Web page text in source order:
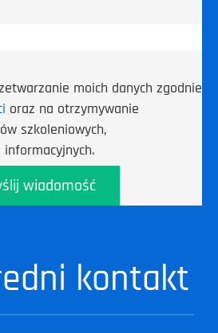
moich danych zgodnie
oraz na otrzymywanie
szkoleniowych,
wiadomość
kontakt